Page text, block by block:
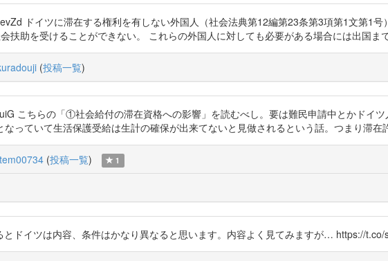
ドイツに滞在する権利を有しない外国人（社会法典第12編第23条第3項第1文第1
扶助を受けることができない。 これらの外国人に対しても必要がある場合には出国ま
(投稿一覧)
こちらの「①社会給付の滞在資格への影響」を読むべし。要は難民申請中とかドイ
っていて生活保護受給は生計の確保が出来てないと見做されるという話。つまり滞在
(投稿一覧) 1
ドイツは内容、条件はかなり異なると思います。内容よく見てみますが… https://t.co/